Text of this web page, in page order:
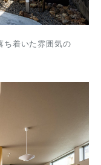
ち着いた雰囲気の